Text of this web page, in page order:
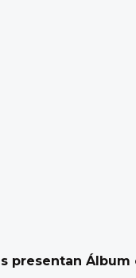
presentan Álbum